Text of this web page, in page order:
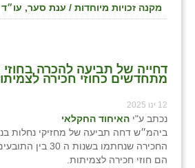
מקנה זכויות מיוחדות / ענת סער, עו״ד
דחייה של תביעה להכרה בחוזי
מתחדשים כחוזי חכירה
12 ינו 2025
נכתב ע"י האיחוד החקלאי
ביהמ״ש דחה תביעה של מחזיקי נחלות
החכירה שנחתמו
הם חוזי חכירה לצמיתות.